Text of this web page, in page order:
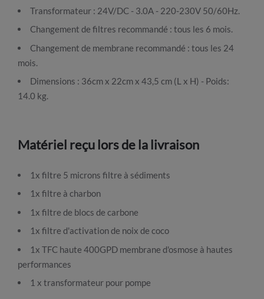
Transformateur : 24V/DC - 3.0A - 220-230V 50/60Hz.
Changement de filtres recommandé : tous les 6 mois.
Changement de membrane recommandé : tous les 24
mois.
Dimensions : 36cm x 22cm x 43,5 cm (L x H) - Poids:
14.0 kg.
Matériel reçu lors de la livraison
1x filtre 5 microns filtre à sédiments
1x filtre à charbon
1x filtre de blocs de carbone
1x filtre d'activation de noix de coco
1x TFC haute 400GPD membrane d'osmose à hautes
performances
1 x transformateur pour pompe